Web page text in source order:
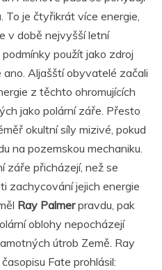
To je čtyřikrát více energie,
v době nejvyšší letní
použít jako zdroj
ano. Aljašští obyvatelé začali
z těchto ohromujících
jako polární záře. Přesto
okultní síly mizivé, pokud
na pozemskou mechaniku.
záře přicházejí, než se
zachycování jejich energie
Ray Palmerpravdu, pak
oblohy nepocházejí
útrob Země. Ray
Fate prohlásil: